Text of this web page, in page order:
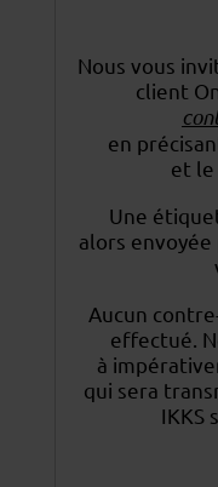
Nous vous
client
en
et
Une
alors
Aucun
effectué.
à
qui sera
IKKS